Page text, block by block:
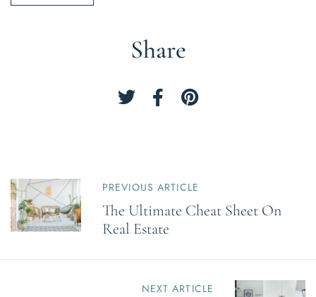
Share
P
o
s
t
a
PREVIOUS ARTICLE
The Ultimate Cheat Sheet On
Real Estate
NEXT ARTICLE